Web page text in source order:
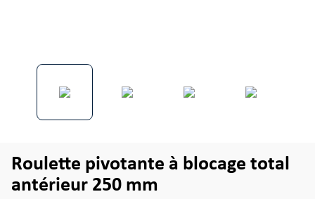
Roulette pivotante à blocage total
antérieur 250 mm